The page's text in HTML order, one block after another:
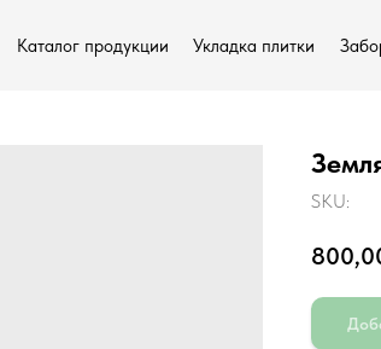
Укладка плитки
Каталог продукции
SKU: